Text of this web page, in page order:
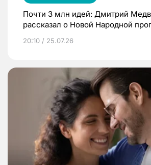
Почти 3 млн идей: Дмитрий
рассказал о Новой Народной
20:10 / 25.07.26